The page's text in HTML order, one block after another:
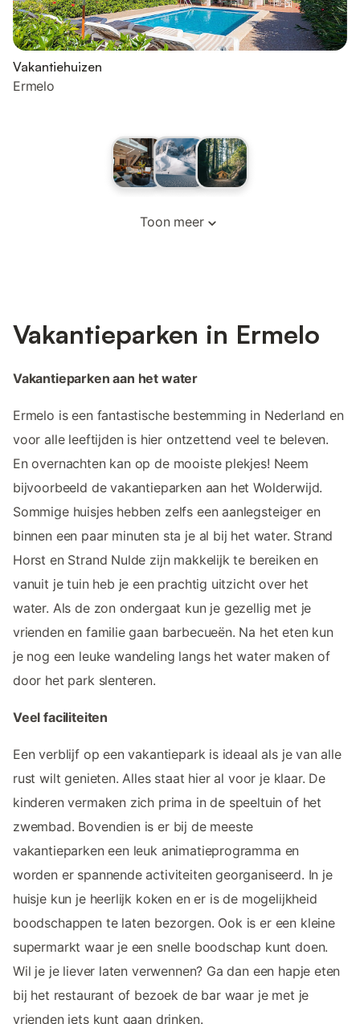
Vakantiehuizen
Ermelo
Toon meer
Vakantieparken in Ermelo
Vakantieparken aan het water
Ermelo is een fantastische bestemming in Nederland en
voor alle leeftijden is hier ontzettend veel te beleven.
En overnachten kan op de mooiste plekjes! Neem
bijvoorbeeld de vakantieparken aan het Wolderwijd.
Sommige huisjes hebben zelfs een aanlegsteiger en
binnen een paar minuten sta je al bij het water. Strand
Horst en Strand Nulde zijn makkelijk te bereiken en
vanuit je tuin heb je een prachtig uitzicht over het
water. Als de zon ondergaat kun je gezellig met je
vrienden en familie gaan barbecueën. Na het eten kun
je nog een leuke wandeling langs het water maken of
door het park slenteren.
Veel faciliteiten
Een verblijf op een vakantiepark is ideaal als je van alle
rust wilt genieten. Alles staat hier al voor je klaar. De
kinderen vermaken zich prima in de speeltuin of het
zwembad. Bovendien is er bij de meeste
vakantieparken een leuk animatieprogramma en
worden er spannende activiteiten georganiseerd. In je
huisje kun je heerlijk koken en er is de mogelijkheid
boodschappen te laten bezorgen. Ook is er een kleine
supermarkt waar je een snelle boodschap kunt doen.
Wil je je liever laten verwennen? Ga dan een hapje eten
bij het restaurant of bezoek de bar waar je met je
vrienden iets kunt gaan drinken.